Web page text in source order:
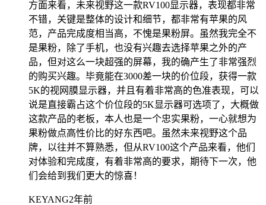
方面来看，未来视野这一款RV100显示器，表现都非常
不错，关键是整体的设计和细节，都非常有苹果的风
范，产品完成度相当高，不愧是果粉屏。虽然我完全不
是果粉，除了手机，也没有兴趣去选择苹果之外的产
品，但对这么一块超强的屏幕，我的确产生了非常强烈
的购买兴趣。毕竟能在3000差一块的价位段，获得一款
5K的视网膜显示器，并且有着非常高的色准表现，可以
说是直接霸占这个价位段的5K显示器可选项了，大概做
这款产品的老板，本人也是一个忠实果粉，一心就想为
果粉做点高性价比的好东西吧。虽然未来视野这个品
牌，以往并不算熟悉，但从RV100这个产品来看，他们
对体验和完成度，有着非常高的要求，期待下一次，他
们会给到我们更大的惊喜！
KEYANG2年前